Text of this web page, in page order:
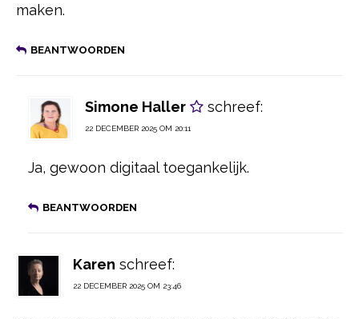
maken.
BEANTWOORDEN
Simone Haller schreef:
22 DECEMBER 2025 OM 20:11
Ja, gewoon digitaal toegankelijk.
BEANTWOORDEN
Karen schreef:
22 DECEMBER 2025 OM 23:46